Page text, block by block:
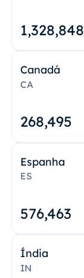
1,328,848
Canadá
CA
268,495
Espanha
ES
576,463
Índia
IN